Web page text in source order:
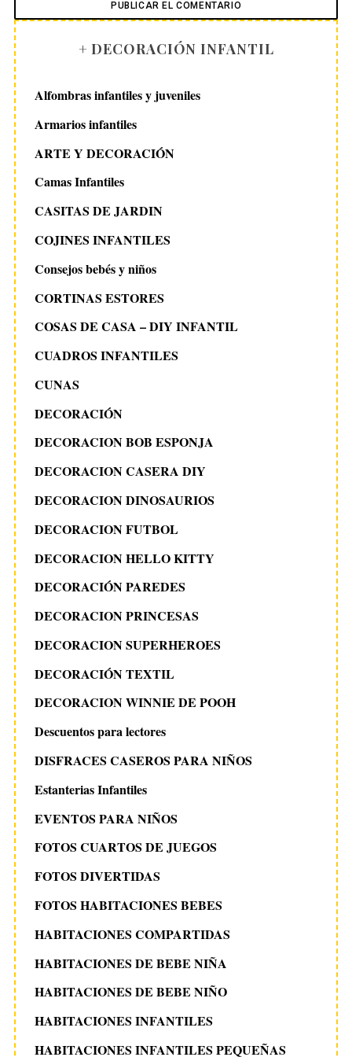
+ DECORACIÓN INFANTIL
Alfombras infantiles y juveniles
Armarios infantiles
ARTE Y DECORACIÓN
Camas Infantiles
CASITAS DE JARDIN
COJINES INFANTILES
Consejos bebés y niños
CORTINAS ESTORES
COSAS DE CASA – DIY INFANTIL
CUADROS INFANTILES
CUNAS
DECORACIÓN
DECORACION BOB ESPONJA
DECORACION CASERA DIY
DECORACION DINOSAURIOS
DECORACION FUTBOL
DECORACION HELLO KITTY
DECORACIÓN PAREDES
DECORACION PRINCESAS
DECORACION SUPERHEROES
DECORACIÓN TEXTIL
DECORACION WINNIE DE POOH
Descuentos para lectores
DISFRACES CASEROS PARA NIÑOS
Estanterias Infantiles
EVENTOS PARA NIÑOS
FOTOS CUARTOS DE JUEGOS
FOTOS DIVERTIDAS
FOTOS HABITACIONES BEBES
HABITACIONES COMPARTIDAS
HABITACIONES DE BEBE NIÑA
HABITACIONES DE BEBE NIÑO
HABITACIONES INFANTILES
HABITACIONES INFANTILES PEQUEÑAS